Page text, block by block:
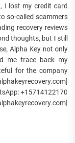
I lost my credit card
so-called scammers
recovery reviews
thoughts, but I still
Alpha Key not only
me trace back my
for the company
+15714122170